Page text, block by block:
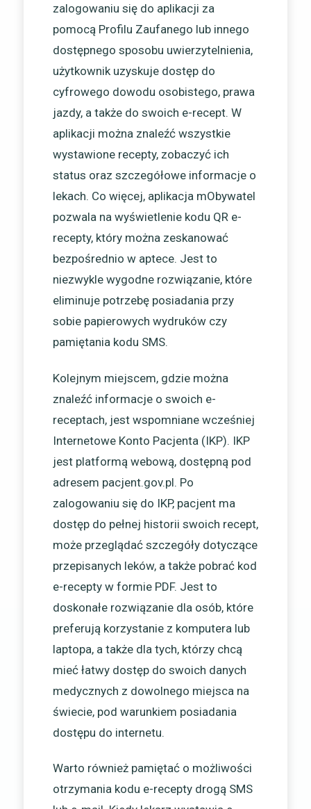
zalogowaniu się do aplikacji za
pomocą Profilu Zaufanego lub innego
dostępnego sposobu uwierzytelnienia,
użytkownik uzyskuje dostęp do
cyfrowego dowodu osobistego, prawa
jazdy, a także do swoich e-recept. W
aplikacji można znaleźć wszystkie
wystawione recepty, zobaczyć ich
status oraz szczegółowe informacje o
lekach. Co więcej, aplikacja mObywatel
pozwala na wyświetlenie kodu QR e-
recepty, który można zeskanować
bezpośrednio w aptece. Jest to
niezwykle wygodne rozwiązanie, które
eliminuje potrzebę posiadania przy
sobie papierowych wydruków czy
pamiętania kodu SMS.
Kolejnym miejscem, gdzie można
znaleźć informacje o swoich e-
receptach, jest wspomniane wcześniej
Internetowe Konto Pacjenta (IKP). IKP
jest platformą webową, dostępną pod
adresem pacjent.gov.pl. Po
zalogowaniu się do IKP, pacjent ma
dostęp do pełnej historii swoich recept,
może przeglądać szczegóły dotyczące
przepisanych leków, a także pobrać kod
e-recepty w formie PDF. Jest to
doskonałe rozwiązanie dla osób, które
preferują korzystanie z komputera lub
laptopa, a także dla tych, którzy chcą
mieć łatwy dostęp do swoich danych
medycznych z dowolnego miejsca na
świecie, pod warunkiem posiadania
dostępu do internetu.
Warto również pamiętać o możliwości
otrzymania kodu e-recepty drogą SMS